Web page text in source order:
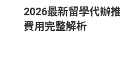
2026最新留學代辦
費用完整解析